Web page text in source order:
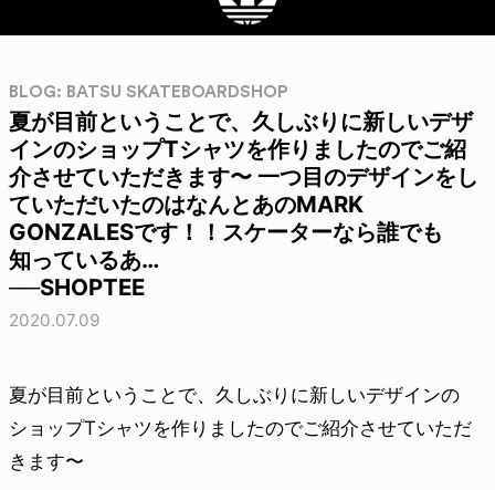
BLOG: BATSU SKATEBOARDSHOP
夏が目前ということで、久しぶりに新しいデザ
インのショップTシャツを作りましたのでご紹
介させていただきます〜 一つ目のデザインをし
ていただいたのはなんとあのMARK
GONZALESです！！スケーターなら誰でも
知っているあ…
──SHOPTEE
2020.07.09
夏が目前ということで、久しぶりに新しいデザインの
ショップTシャツを作りましたのでご紹介させていただ
きます〜